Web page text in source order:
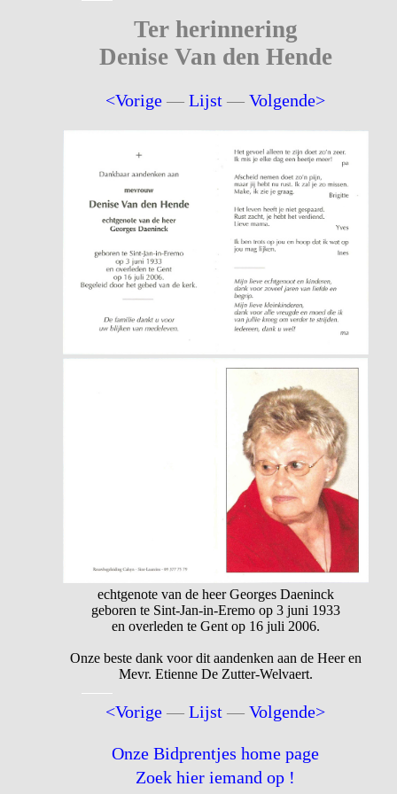
Ter herinnering
Denise Van den Hende
<Vorige —Lijst —Volgende>
echtgenote van de heer Georges Daeninck
geboren te Sint-Jan-in-Eremo op 3 juni 1933
en overleden te Gent op 16 juli 2006.
Onze beste dank voor dit aandenken aan de Heer en
Mevr. Etienne De Zutter-Welvaert.
<Vorige —Lijst —Volgende>
Onze Bidprentjes home page
Zoek hier iemand op !